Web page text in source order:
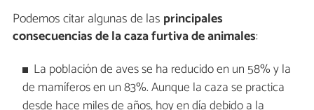
Podemos citar algunas de las principales
consecuencias de la caza furtiva de animales:
La población de aves se ha reducido en un 58% y la
de mamíferos en un 83%. Aunque la caza se practica